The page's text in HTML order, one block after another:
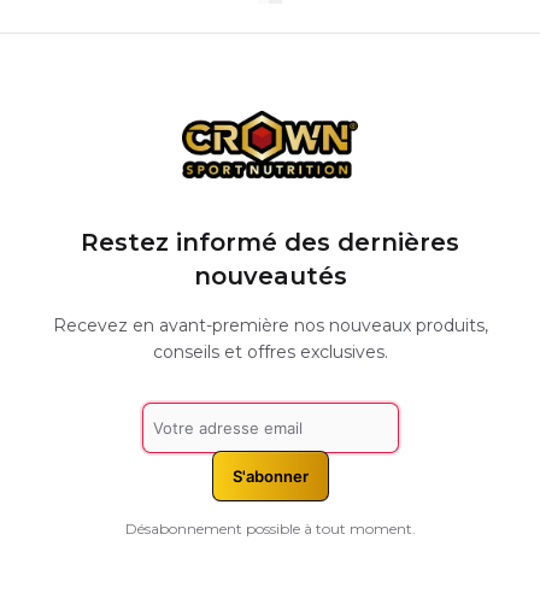
Restez informé des dernières
nouveautés
Recevez en avant-première nos nouveaux produits,
conseils et offres exclusives.
S'abonner
Désabonnement possible à tout moment.